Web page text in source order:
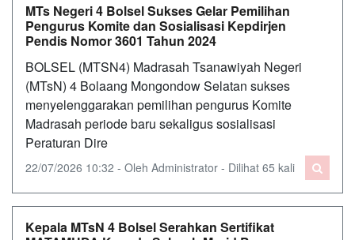
MTs Negeri 4 Bolsel Sukses Gelar Pemilihan
Pengurus Komite dan Sosialisasi Kepdirjen
Pendis Nomor 3601 Tahun 2024
BOLSEL (MTSN4) Madrasah Tsanawiyah Negeri
(MTsN) 4 Bolaang Mongondow Selatan sukses
menyelenggarakan pemilihan pengurus Komite
Madrasah periode baru sekaligus sosialisasi
Peraturan Dire
22/07/2026 10:32 - Oleh Administrator - Dilihat 65 kali
Kepala MTsN 4 Bolsel Serahkan Sertifikat